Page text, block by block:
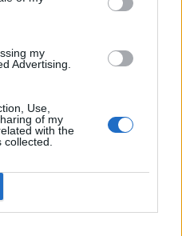
my
Advertising.
Use,
of my
with the
01:16
dall'ex compagna
ai giornalisti